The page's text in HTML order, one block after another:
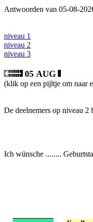
Antwoorden van 05-08-
niveau 1
niveau 2
niveau 3
05 AUG
(klik op een pijltje om naar
De deelnemers op niveau 2
Ich wünsche ........